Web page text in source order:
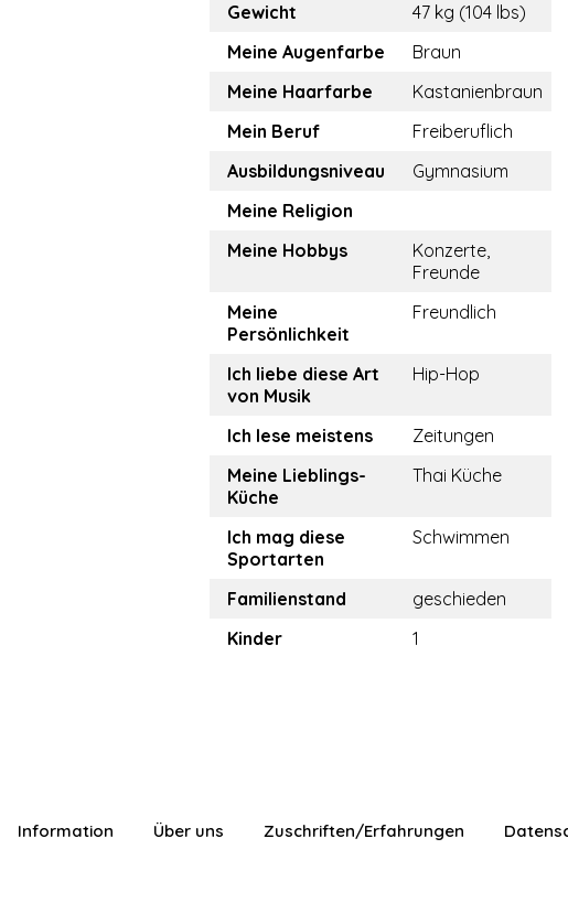
Gewicht
47 kg (104 lbs)
Meine Augenfarbe
Braun
Meine Haarfarbe
Kastanienbraun
Mein Beruf
Freiberuflich
Ausbildungsniveau
Gymnasium
Meine Religion
Meine Hobbys
Konzerte,
Freunde
Meine
Persönlichkeit
Freundlich
Ich liebe diese Art
von Musik
Hip-Hop
Ich lese meistens
Zeitungen
Meine Lieblings-
Küche
Thai Küche
Ich mag diese
Sportarten
Schwimmen
Familienstand
geschieden
Kinder
1
Information Über uns Zuschriften/Erfahrungen